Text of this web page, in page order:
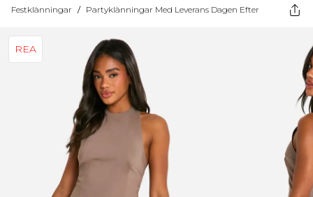
Festklänningar / Partyklänningar Med Leverans Dagen Efter
REA